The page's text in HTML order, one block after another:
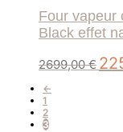
Four vapeur
Black effet
2699,00€ Le
prix
←
1
2
3